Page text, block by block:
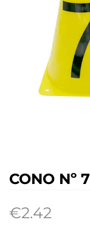
CONO Nº 7
€2.42